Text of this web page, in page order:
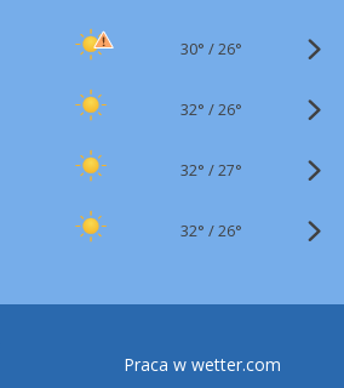
30° /26°
32° /26°
32° /27°
32° /26°
Praca w wetter.com